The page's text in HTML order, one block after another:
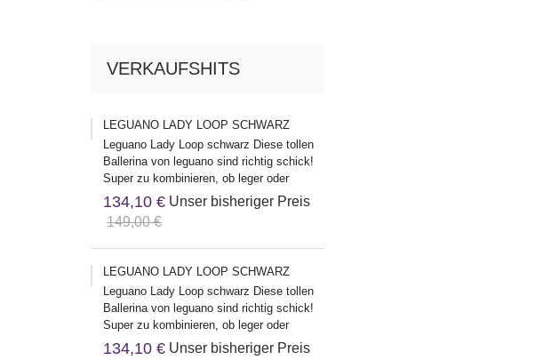
VERKAUFSHITS
LEGUANO LADY LOOP SCHWARZ
Leguano Lady Loop schwarz Diese tollen
Ballerina von leguano sind richtig schick!
Super zu kombinieren, ob leger oder
klassisch, die passen...
134,10 € Unser bisheriger Preis
149,00 €
LEGUANO LADY LOOP SCHWARZ
Leguano Lady Loop schwarz Diese tollen
Ballerina von leguano sind richtig schick!
Super zu kombinieren, ob leger oder
klassisch, die passen...
134,10 € Unser bisheriger Preis